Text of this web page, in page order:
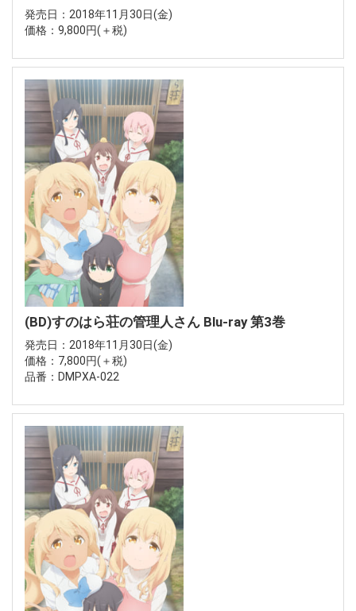
発売日：2018年11月30日(金)
価格：9,800円(＋税)
(BD)すのはら荘の管理人さん Blu-ray 第3巻
発売日：2018年11月30日(金)
価格：7,800円(＋税)
品番：DMPXA-022